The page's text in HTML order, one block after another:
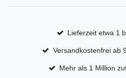
Lieferzeit etwa 1
Versandkostenfrei ab
Mehr als 1 Million